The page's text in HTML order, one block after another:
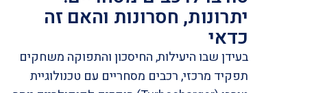
יתרונות, חסרונות והאם זה
כדאי
בעידן שבו היעילות, החיסכון והתפוקה משחקים
תפקיד מרכזי, רכבים מסחריים עם טכנולוגיית